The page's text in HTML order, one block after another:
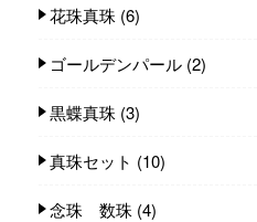
花珠真珠 (6)
ゴールデンパール (2)
黒蝶真珠 (3)
真珠セット (10)
念珠 数珠 (4)